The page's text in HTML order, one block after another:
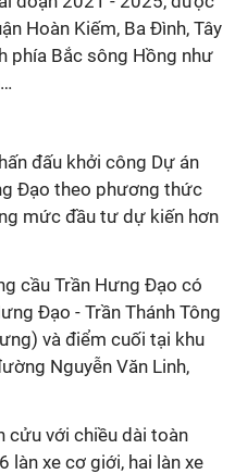
Hoàn Kiếm, Ba Đình, Tây
phía Bắc sông Hồng như
đấu khởi công Dự án
Đạo theo phương thức
mức đầu tư dự kiến hơn
cầu Trần Hưng Đạo có
Đạo - Trần Thánh Tông
và điểm cuối tại khu
Nguyễn Văn Linh,
cửu với chiều dài toàn
làn xe cơ giới, hai làn xe